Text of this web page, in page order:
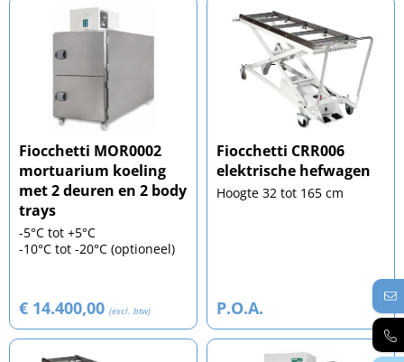
Fiocchetti MOR0002
mortuarium koeling
met 2 deuren en 2 body
trays
-5°C tot +5°C
-10°C tot -20°C (optioneel)
€ 14.400,00 (excl. btw)
Fiocchetti CRR006
elektrische hefwagen
Hoogte 32 tot 165 cm
P.O.A.